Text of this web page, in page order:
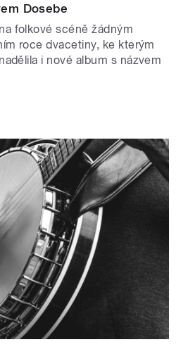
Dosebe
folkové scéně žádným
roce dvacetiny, ke kterým
i nové album s názvem